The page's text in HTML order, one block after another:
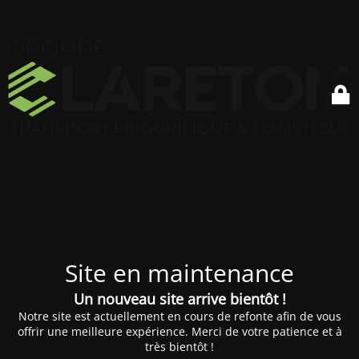
Site en maintenance
Un nouveau site arrive bientôt !
Notre site est actuellement en cours de refonte afin de vous
offrir une meilleure expérience. Merci de votre patience et à
très bientôt !